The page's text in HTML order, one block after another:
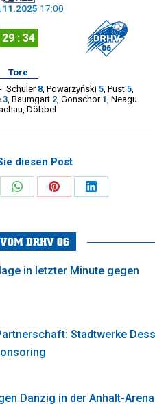
17:00
29 : 34
Tore
Schüler 8, Powarzyński 5, Pust 5,
3, Baumgart 2, Gonschor 1 Neagu
Döbbel
diesen Post
Share
WhatsApp
Share
Pinterest
Share
DRHV 06
in letzter Minute gegen
Stadtwerke
Danzig in der Anhalt-Arena